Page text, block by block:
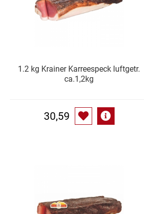
1.2 kg Krainer Karreespeck luftgetr.
ca.1,2kg
30,59